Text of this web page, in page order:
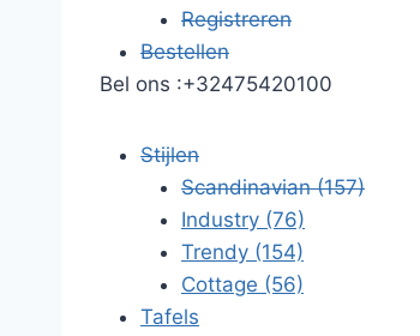
Registreren
Bestellen
Bel ons :+32475420100
Stijlen
Scandinavian(157)
Industry (76)
Trendy (154)
Cottage (56)
Tafels